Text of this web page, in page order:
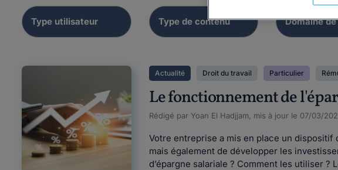
Actualité Droit du travail Particulier
Le fonctionnement de
Rédigé par Yoan El Hadjjam, mis à jour le 07/03/
Votre entreprise a mis en place un dispositif
mais également de développer les
d’épargne salariale ? Comment les utiliser ?